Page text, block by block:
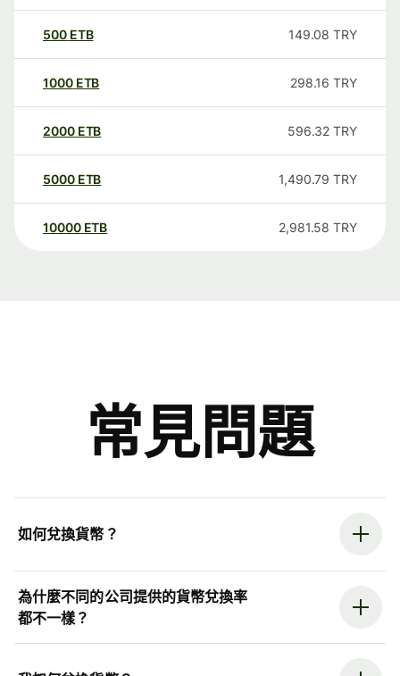
500 ETB 149.08 TRY
1000 ETB 298.16 TRY
2000 ETB 596.32 TRY
5000 ETB 1,490.79 TRY
10000 ETB 2,981.58 TRY
常見問題
如何兌換貨幣？
為什麼不同的公司提供的貨幣兌換率
都不一樣？